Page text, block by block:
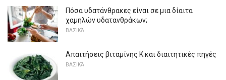
Πόσα υδατάνθρακες είναι σε μια δίαιτα
χαμηλών υδατανθράκων;
ΒΑΣΙΚΆ
Απαιτήσεις βιταμίνης Κ και διαιτητικές πηγές
ΒΑΣΙΚΆ